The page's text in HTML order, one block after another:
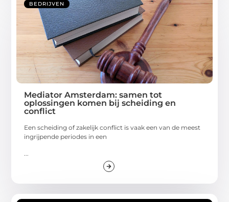
BEDRIJVEN
Mediator Amsterdam: samen tot
oplossingen komen bij scheiding en
conflict
Een scheiding of zakelijk conflict is vaak een van de meest
ingrijpende periodes in een